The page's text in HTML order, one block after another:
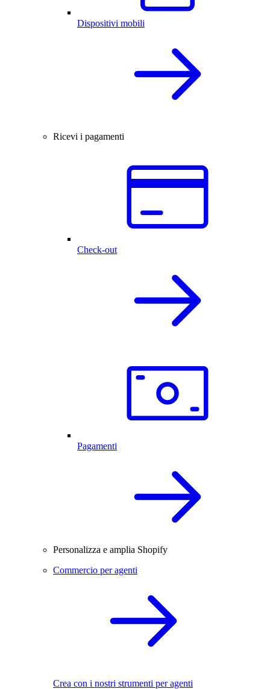
Dispositivi mobili
Ricevi i pagamenti
Check-out
Pagamenti
Personalizza e amplia Shopify
Commercio per agenti
Crea con i nostri strumenti per agenti